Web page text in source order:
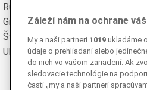
Rumunská
Grécka
Švédska
Ukrajinská
Záleží nám na ochrane
My a naši partneri 1019 ukladáme
údaje o prehliadaní alebo
do nich vo vašom zariadení. Ak
sledovacie technológie na
časti „my a naši partneri